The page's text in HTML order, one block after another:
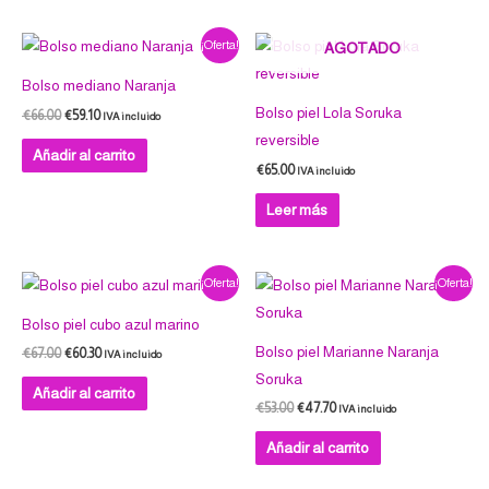
¡Oferta!
Bolso mediano Naranja
€66.00
El
era:
€66.00.
€59.10
El
es:
€59.10.
IVA incluido
Añadir al carrito
AGOTADO
Bolso piel Lola Soruka
reversible
€65.00 IVA incluido
Leer más
¡Oferta!
Bolso piel cubo azul marino
€67.00
precio
era:
€67.00.
€60.30
El
es:
€60.30.
IVA incluido
Añadir al carrito
¡Oferta!
Bolso piel Marianne Naranja
Soruka
€53.00
precio
original
€53.00.
€47.70
El
€47.70.
IVA incluido
Añadir al carrito